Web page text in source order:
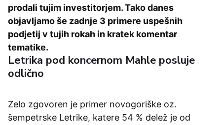
prodali tujim investitorjem. Tako danes
objavljamo še zadnje 3 primere uspešnih
podjetij v tujih rokah in kratek komentar
tematike.
Letrika pod koncernom Mahle posluje
odlično
Zelo zgovoren je primer novogoriške oz.
šempetrske Letrike, katere 54 % delež je od